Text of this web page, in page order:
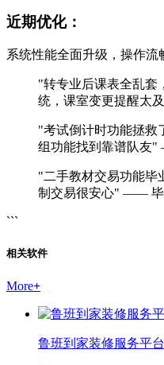
近期优化：
系统性能全面升级，操作流
"转专业后课表全乱套
统，课室变更提醒太
"考试倒计时功能拯救
组功能找到靠谱队友
"二手教材交易功能毕
制交易很安心" —— 毕
```
相关软件
More+
鲁班到家装修服务平